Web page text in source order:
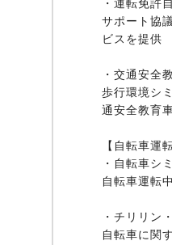
・運転免許
サポート協
ビスを提供
・交通安全
歩行環境シ
通安全教育
【自転車運
・自転車シ
自転車運転
・チリリン
自転車に関